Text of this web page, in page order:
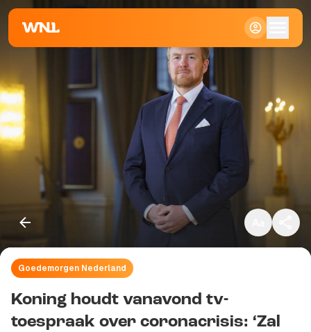
Klein
Standaard
Goedemorgen Nederland
Koning houdt vanavond tv-
toespraak over coronacrisis: ‘Zal